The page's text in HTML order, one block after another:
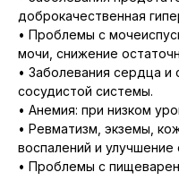
доброкачественная
• Проблемы с
мочи, снижение
• Заболевания сердца
сосудистой системы.
• Анемия: при низком
• Ревматизм, экземы,
воспалений и улучшение
• Проблемы с